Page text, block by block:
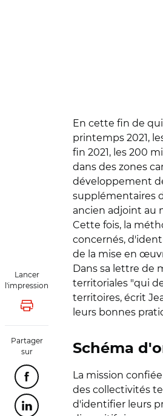
Lancer
l'impression
Lancer l'impression
Partager
sur
Partager cette page sur
Partager cette page sur
En cette fin de
printemps 2021,
fin 2021, les 200
dans des zones
développement
supplémentaires
ancien adjoint au
Cette fois, la
concernés,
de la mise en
Dans sa lettre de
territoriales "qui
territoires, écrit
leurs bonnes
Schéma
La mission
des collectivités
d'identifier leurs